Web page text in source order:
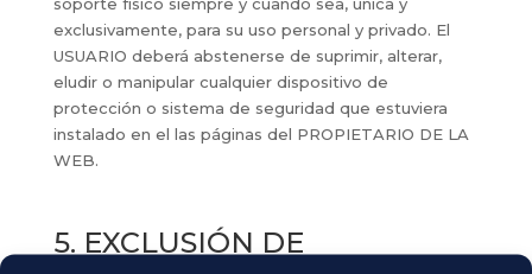
exclusivamente, para su uso personal y privado. El
USUARIO deberá abstenerse de suprimir, alterar,
eludir o manipular cualquier dispositivo de
protección o sistema de seguridad que estuviera
instalado en el las páginas del PROPIETARIO DE LA
WEB.
5. EXCLUSIÓN DE